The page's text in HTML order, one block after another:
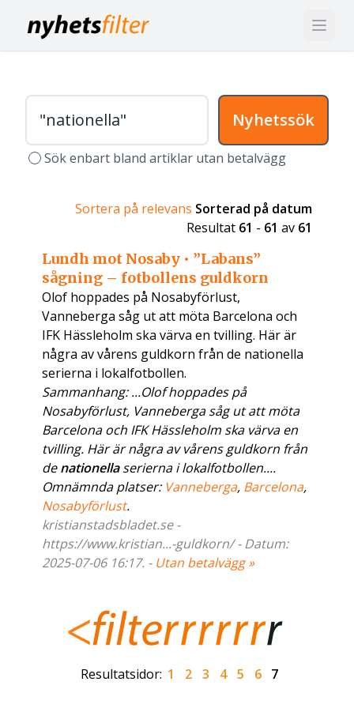
Nyhetssök
Sök enbart bland artiklar utan betalvägg
Sortera på relevans Sorterad på datum
Resultat 61 - 61 av 61
Lundh mot Nosaby • ”Labans”
sågning – fotbollens guldkorn
Olof hoppades på Nosabyförlust,
Vanneberga såg ut att möta Barcelona och
IFK Hässleholm ska värva en tvilling. Här är
några av vårens guldkorn från de nationella
serierna i lokalfotbollen.
Sammanhang: ...Olof hoppades på
Nosabyförlust, Vanneberga såg ut att möta
Barcelona och IFK Hässleholm ska värva en
tvilling. Här är några av vårens guldkorn från
denationellaserierna i lokalfotbollen....
Omnämnda platser: Vanneberga, Barcelona,
Nosabyförlust.
kristianstadsbladet.se -
https://www.kristian...-guldkorn/ - Datum:
2025-07-06 16:17. - Utan betalvägg »
Resultatsidor: 1 2 3 4 5 6 7